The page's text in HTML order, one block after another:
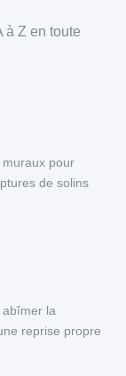
à Z en toute
pour
de solins
la
reprise propre